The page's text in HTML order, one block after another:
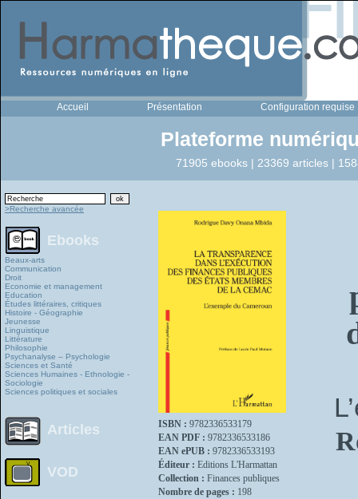
Accueil Présentation Configuration requise
Plateforme
71905 ebooks | 23369 articles |
>Recherche avancée
Ebooks
Beaux-arts
Communication
Droit
Economie et management
Education
Études littéraires, critiques
Histoire - Géographie
Jeunesse
Linguistique
Littérature
Philosophie
Psychanalyse – Psychologie
Sciences et Santé
Sciences Humaines - Ethnologie -
Sociologie
Sciences politiques et sociales
Articles
VOD
ISBN : 9782336533179
EAN PDF : 9782336533186
EAN ePUB : 9782336533193
Éditeur : Editions L'Harmattan
Collection : Finances publiques
Nombre de pages : 198